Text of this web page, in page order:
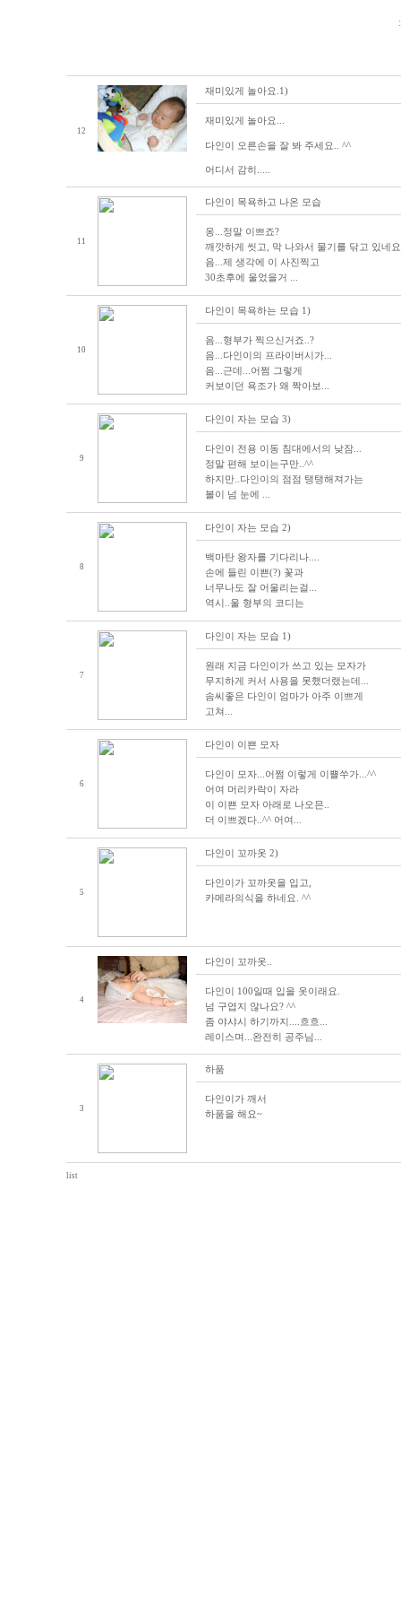
12
재미있게 놀아요.1)
재미있게 놀아요...
다인이 오른손을 잘 봐 주세요.. ^^
어디서 감히.....
11
다인이 목욕하고 나온 모습
옹...정말 이쁘죠?
깨깟하게 씻고, 막 나와서 물기를 닦고 있네
음...제 생각에 이 사진찍고
30초후에 울었을거 ...
10
다인이 목욕하는 모습 1)
음...형부가 찍으신거죠..?
음...다인이의 프라이버시가...
음...근데...어쩜 그렇게
커보이던 욕조가 왜 짝아보...
9
다인이 자는 모습 3)
다인이 전용 이동 침대에서의 낮잠...
정말 편해 보이는구만..^^
하지만..다인이의 점점 탱탱해져가는
볼이 넘 눈에 ...
8
다인이 자는 모습 2)
백마탄 왕자를 기다리나....
손에 들린 이쁜(?) 꽃과
너무나도 잘 어울리는걸...
역시..울 형부의 코디는
7
다인이 자는 모습 1)
원래 지금 다인이가 쓰고 있는 모자가
무지하게 커서 사용을 못했더랬는데...
솜씨좋은 다인이 엄마가 아주 이쁘게
고쳐...
6
다인이 이쁜 모자
다인이 모자...어쩜 이렇게 이쁠쑤가...^^
어여 머리카락이 자라
이 이쁜 모자 아래로 나오믄..
더 이쁘겠다..^^ 어여...
5
다인이 꼬까옷 2)
다인이가 꼬까옷을 입고,
카메라의식을 하네요. ^^
4
다인이 꼬까옷..
다인이 100일때 입을 옷이래요.
넘 구엽지 않나요? ^^
좀 야샤시 하기까지....흐흐...
레이스며...완전히 공주님...
3
하품
다인이가 깨서
하품을 해요~
list